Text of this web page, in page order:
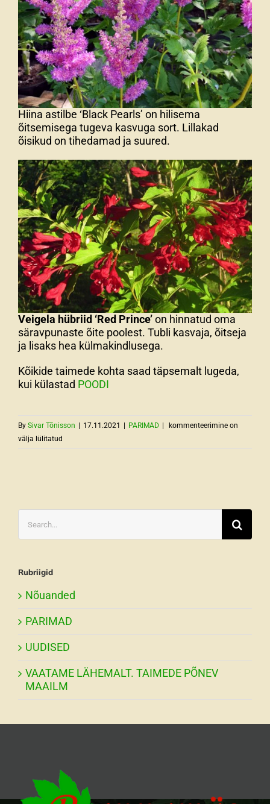
Hiina astilbe ‘Black Pearls’ on hilisema
õitsemisega tugeva kasvuga sort. Lillakad
õisikud on tihedamad ja suured.
Veigela hübriid ‘Red Prince’on hinnatud oma
säravpunaste õite poolest. Tubli kasvaja, õitseja
ja lisaks hea külmakindlusega.
Kõikide taimede kohta saad täpsemalt lugeda,
kui külastad POODI
By Sivar Tõnisson 17.11.2021 PARIMAD
20
kommenteerimine on
välja lülitatud
for:
Rubriigid
Nõuanded
PARIMAD
UUDISED
VAATAME LÄHEMALT. TAIMEDE PÕNEV
MAAILM